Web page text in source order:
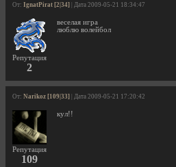
От: IgnatPirat [2|34] | Дата 2009-05-21 18:34:47
Репутация
2
веселая игра
люблю волейбол
От: Narikoz [109|33] | Дата 2009-05-21 17:20:42
Репутация
109
кул!!